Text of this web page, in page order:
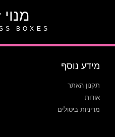
מנוי
BOXES
מידע נוסף
תקנון האתר
אודות
מדיניות ביטולים